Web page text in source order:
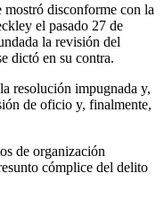
mostró disconforme con la
el pasado 27 de
la revisión del
dictó en su contra.
resolución impugnada y,
de oficio y, finalmente,
de organización
cómplice del delito